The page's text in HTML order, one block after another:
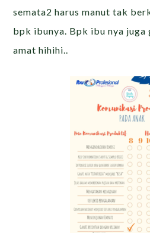
semata2 harus manut tak
bpk ibunya. Bpk ibu nya juga
amat hihihi..